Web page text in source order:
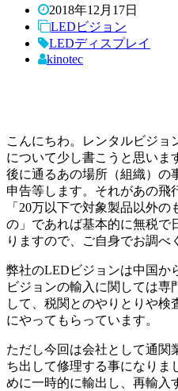
2018年12月17日
LEDビジョン
LEDディスプレイ
kinotec
こんにちわ。レンタルビジョ
について少し書こうと思いま
後に通るあの場所（組織）の
申告等します。それがあの飛
「20万以下で対象製品以外
の」であれば基本的に無税で
りますので、ご自身でお調べ
弊社のLEDビジョンは中国か
ビジョンの輸入に関しては
して、税関とのやりとりや
にやってもらっています。
ただし今回は会社として通関
ち出して修理する事になりま
めに一時的に輸出し、再輸入